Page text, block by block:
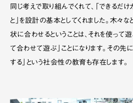
同じ考えで取り組んでくれて、「できるだ
と」を設計の基本としてくれました。木々
状に合わせるということは、それを使って
て合わせて遊ぶ」ことになります。その先
する」という社会性の教育も存在します。